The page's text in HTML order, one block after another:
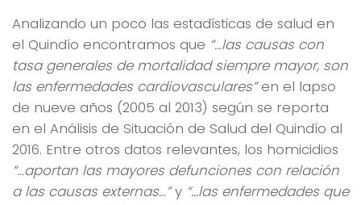
Analizando un poco las estadísticas de salud en
el Quindío encontramos que “…las causas con
tasa generales de mortalidad siempre mayor, son
las enfermedades cardiovasculares”en el lapso
de nueve años (2005 al 2013) según se reporta
en el Análisis de Situación de Salud del Quindío al
2016. Entre otros datos relevantes, los homicidios
“…aportan las mayores defunciones con relación
a las causas externas…”y “…las enfermedades que